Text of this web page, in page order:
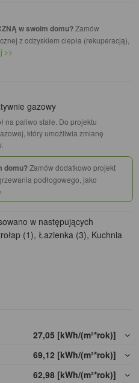
w swoim domu?Zamów
z odzyskiem ciepła (rekuperacją),
>>
gazowy
na paliwo stałe. Do projektu
który umożliwia zmianę
domu?Zamów dodatkowo projekt
podłogowego, jako
w następujących
(1), Łazienka (3), Kuchnia
27,05 [kWh/(m²*rok)]
69,12 [kWh/(m²*rok)]
62,98 [kWh/(m²*rok)]